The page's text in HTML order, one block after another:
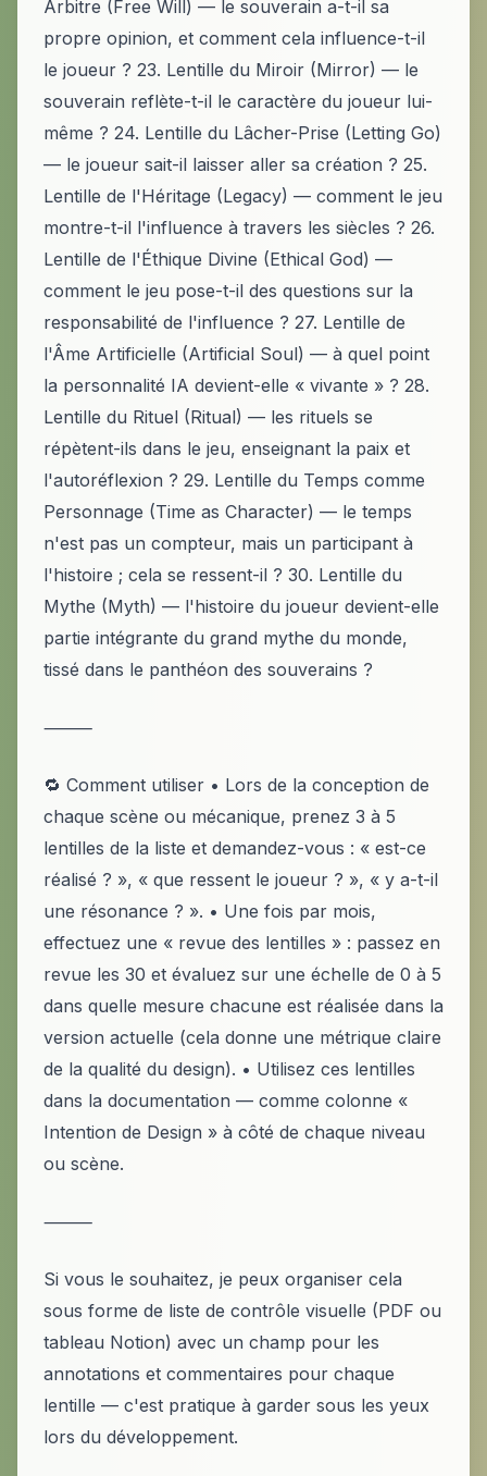
Arbitre (Free Will) — le souverain a-t-il sa
propre opinion, et comment cela influence-t-il
le joueur ? 23. Lentille du Miroir (Mirror) — le
souverain reflète-t-il le caractère du joueur lui-
même ? 24. Lentille du Lâcher-Prise (Letting Go)
— le joueur sait-il laisser aller sa création ? 25.
Lentille de l'Héritage (Legacy) — comment le jeu
montre-t-il l'influence à travers les siècles ? 26.
Lentille de l'Éthique Divine (Ethical God) —
comment le jeu pose-t-il des questions sur la
responsabilité de l'influence ? 27. Lentille de
l'Âme Artificielle (Artificial Soul) — à quel point
la personnalité IA devient-elle « vivante » ? 28.
Lentille du Rituel (Ritual) — les rituels se
répètent-ils dans le jeu, enseignant la paix et
l'autoréflexion ? 29. Lentille du Temps comme
Personnage (Time as Character) — le temps
n'est pas un compteur, mais un participant à
l'histoire ; cela se ressent-il ? 30. Lentille du
Mythe (Myth) — l'histoire du joueur devient-elle
partie intégrante du grand mythe du monde,
tissé dans le panthéon des souverains ?
⸻
🔁 Comment utiliser • Lors de la conception de
chaque scène ou mécanique, prenez 3 à 5
lentilles de la liste et demandez-vous : « est-ce
réalisé ? », « que ressent le joueur ? », « y a-t-il
une résonance ? ». • Une fois par mois,
effectuez une « revue des lentilles » : passez en
revue les 30 et évaluez sur une échelle de 0 à 5
dans quelle mesure chacune est réalisée dans la
version actuelle (cela donne une métrique claire
de la qualité du design). • Utilisez ces lentilles
dans la documentation — comme colonne «
Intention de Design » à côté de chaque niveau
ou scène.
⸻
Si vous le souhaitez, je peux organiser cela
sous forme de liste de contrôle visuelle (PDF ou
tableau Notion) avec un champ pour les
annotations et commentaires pour chaque
lentille — c'est pratique à garder sous les yeux
lors du développement.